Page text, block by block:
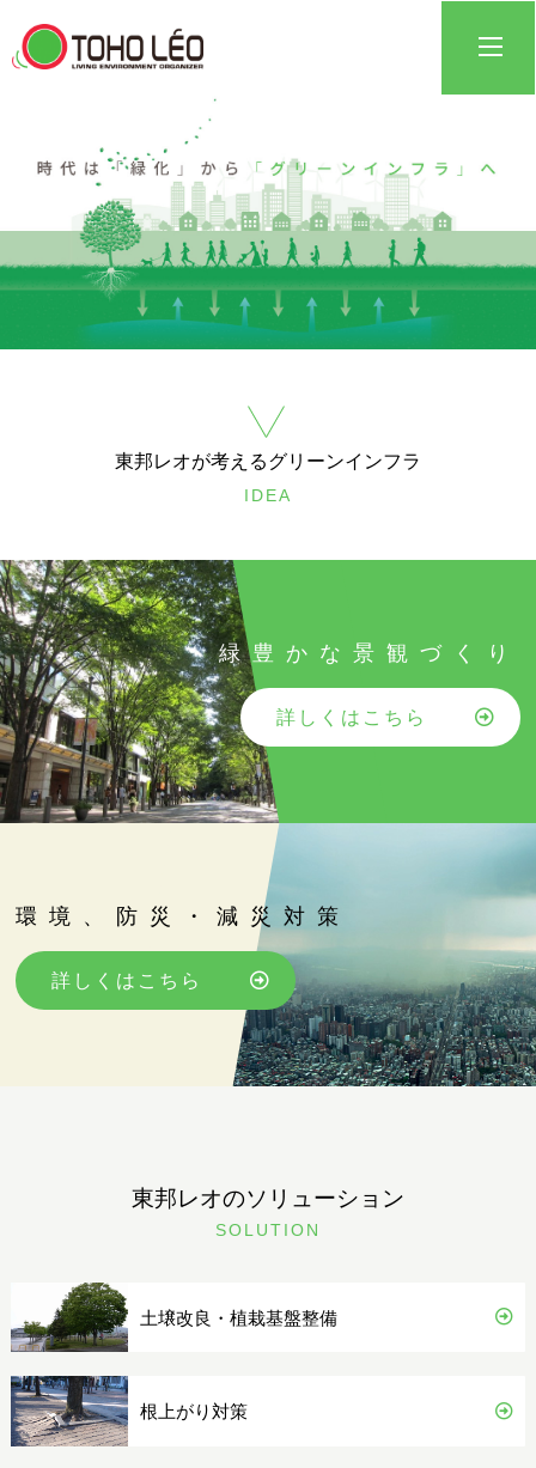
東邦レオが考えるグリーンインフラ
IDEA
緑豊かな景観づくり
詳しくはこちら
環境、防災・減災対策
詳しくはこちら
東邦レオのソリューション
SOLUTION
土壌改良・植栽基盤整備
根上がり対策